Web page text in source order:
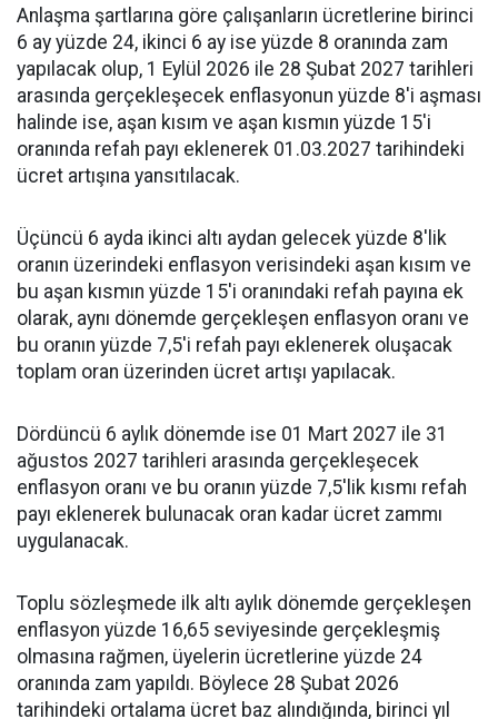
Anlaşma şartlarına göre çalışanların ücretlerine birinci
6 ay yüzde 24, ikinci 6 ay ise yüzde 8 oranında zam
yapılacak olup, 1 Eylül 2026 ile 28 Şubat 2027 tarihleri
arasında gerçekleşecek enflasyonun yüzde 8'i aşması
halinde ise, aşan kısım ve aşan kısmın yüzde 15'i
oranında refah payı eklenerek 01.03.2027 tarihindeki
ücret artışına yansıtılacak.
Üçüncü 6 ayda ikinci altı aydan gelecek yüzde 8'lik
oranın üzerindeki enflasyon verisindeki aşan kısım ve
bu aşan kısmın yüzde 15'i oranındaki refah payına ek
olarak, aynı dönemde gerçekleşen enflasyon oranı ve
bu oranın yüzde 7,5'i refah payı eklenerek oluşacak
toplam oran üzerinden ücret artışı yapılacak.
Dördüncü 6 aylık dönemde ise 01 Mart 2027 ile 31
ağustos 2027 tarihleri arasında gerçekleşecek
enflasyon oranı ve bu oranın yüzde 7,5'lik kısmı refah
payı eklenerek bulunacak oran kadar ücret zammı
uygulanacak.
Toplu sözleşmede ilk altı aylık dönemde gerçekleşen
enflasyon yüzde 16,65 seviyesinde gerçekleşmiş
olmasına rağmen, üyelerin ücretlerine yüzde 24
oranında zam yapıldı. Böylece 28 Şubat 2026
tarihindeki ortalama ücret baz alındığında, birinci yıl